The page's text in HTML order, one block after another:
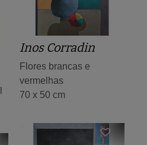
Inos Corradin
Flores brancas e
vermelhas
70 x 50 cm